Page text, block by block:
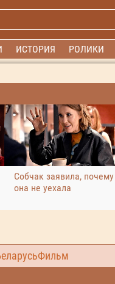
ИСТОРИЯ РОЛИКИ
Собчак заявила, почему
она не уехала